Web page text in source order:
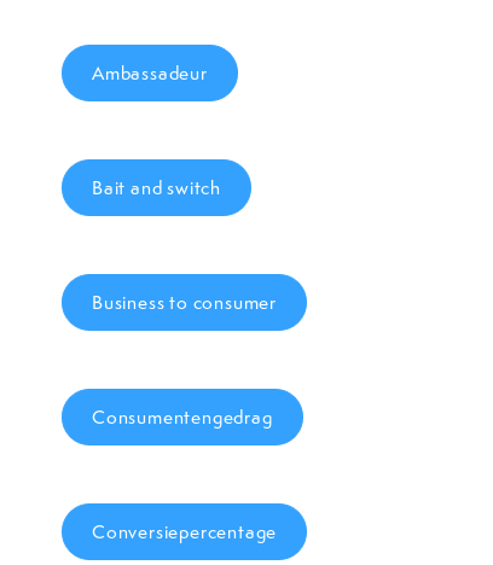
Ambassadeur
Bait and switch
Business to consumer
Consumentengedrag
Conversiepercentage